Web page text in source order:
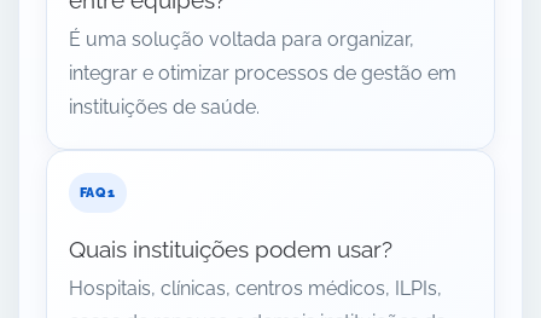
É uma solução voltada para organizar,
integrar e otimizar processos de gestão em
instituições de saúde.
Quais instituições podem usar?
Hospitais, clínicas, centros médicos, ILPIs,